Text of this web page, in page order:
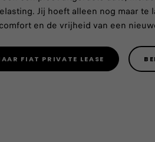
Jij hoeft alleen nog maar
en de vrijheid van een
FIAT PRIVATE LEASE